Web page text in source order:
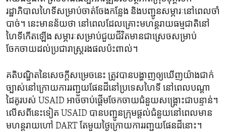
រដ្ឋាភិបាល​ហៃទីសម្រាប់​ចាត់​ចែងកន្លែង និង​បញ្ជូន​សម្ភារៈនៅ​ពេល​ចាំ​
បាច់។ នេះ​មាន​ន័យថា ​នៅ​ពេលដែលគ្រោះ​មហន្តរាយ​ធម្មជាតិនៅ​
ហៃទី​កើតឡើង សម្ភារៈ​សម្រាប់​ជួយ​ជីវិតមាន​ជា​ស្រេចសម្រាប់​
ចែកចាយដល់​ប្រជារាស្ត្រ​រង​ផល​ប៉ះពាល់។
គតិ​បណ្ឌិតនៃសេចក្តី​សម្រេចនេះ​ ត្រូវបាន​បង្ហាញ​ឲ្យឃើញ​យ៉ាងជាក់​
ច្បាស់នៅ​ក្រោយ​ការ​រញ្ជួយ​ផែន​ដី​នៅប្រទេស​ហៃទី ​នៅពេ​ល​បណ្តា​
ដៃគូ​របស់ USAID អាចចាប់ផ្តើម​ចែកចាយជំនួយ​សង្គ្រោះ​ជា​បន្ទាន់​។
លើសពីនេះទៀត USAID បានបញ្ជូនក្រុមផ្តល់​ជំនួយនៅ​ពេលមាន​
មហន្តរាយហៅ DART ​តែមួយ​ថ្ងៃក្រោយ​ការ​រញ្ជួយ​ផែនដី​នោះ។